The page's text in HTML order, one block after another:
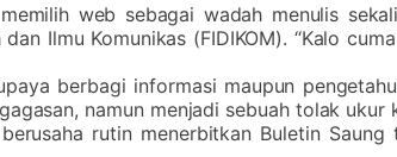
web sebagai wadah menulis
Ilmu Komunikas (FIDIKOM). “Kalo
berbagi informasi maupun
namun menjadi sebuah tolak ukur
rutin menerbitkan Buletin Saung